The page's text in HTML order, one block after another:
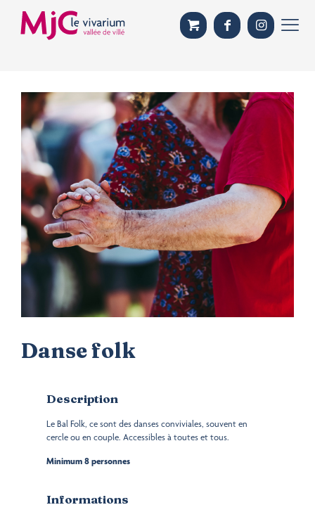
Danse folk
Description
Le Bal Folk, ce sont des danses conviviales, souvent en
cercle ou en couple. Accessibles à toutes et tous.
Minimum 8 personnes
Informations